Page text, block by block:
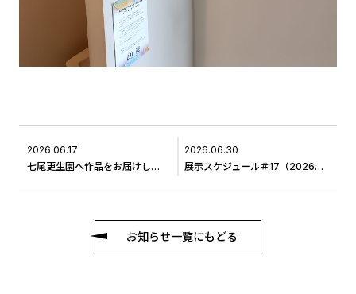
2026.06.17
七尾更生園へ作品をお届けしました＃4
2026.06.30
展示スケジュール＃17（2026年7月）
お知らせ一覧にもどる